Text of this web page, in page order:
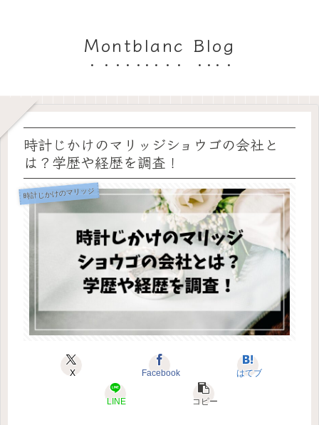
Montblanc Blog
時計じかけのマリッジショウゴの会社と
は？学歴や経歴を調査！
時計じかけのマリッジ
X Facebook はてブ
LINE コピー